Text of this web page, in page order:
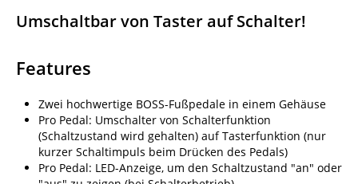
Umschaltbar von Taster auf Schalter!
Features
Zwei hochwertige BOSS-Fußpedale in einem Gehäuse
Pro Pedal: Umschalter von Schalterfunktion
(Schaltzustand wird gehalten) auf Tasterfunktion (nur
kurzer Schaltimpuls beim Drücken des Pedals)
Pro Pedal: LED-Anzeige, um den Schaltzustand "an" oder